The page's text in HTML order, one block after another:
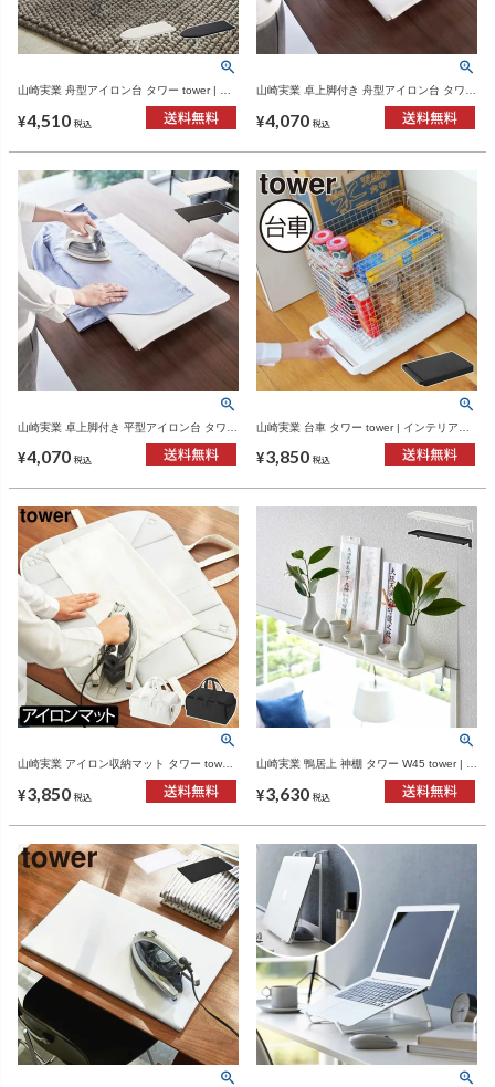
山崎実業 舟型アイロン台 タワー tower | イ
ンテリア雑貨・タワーシリーズ
¥4,510 税込
山崎実業 卓上脚付き 舟型アイロン台 タワー
tower | インテリア雑貨・タワーシリーズ
¥4,070 税込
山崎実業 卓上脚付き 平型アイロン台 タワー
¥4,070 税込
山崎実業 台車 タワー tower | インテリア雑
¥3,850 税込
山崎実業 アイロン収納マット タワー tower |
インテリア雑貨・タワーシリーズ
¥3,850 税込
山崎実業 鴨居上 神棚 タワー W45 tower | イ
ンテリア雑貨・タワーシリーズ
¥3,630 税込